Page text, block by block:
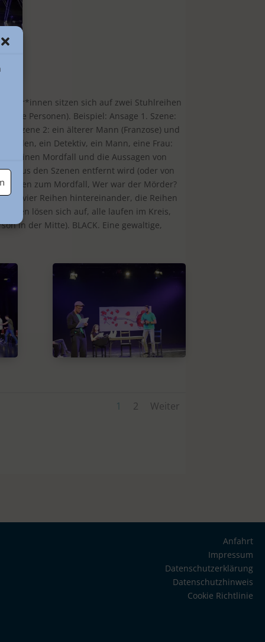
sitzen sich auf zwei Stuhlreihen
Perso­nen). Beispiel: Ansage 1. Szene:
Szene 2: ein älterer Mann (Fran­zose) und
ein Detektiv, ein Mann, eine Frau:
einen Mordfall und die Aussagen von
aus den Szenen entfernt wird (oder von
zum Mordfall, Wer war der Mörder?
sie vier Reihen hintereinander, die Reihen
lösen sich auf, alle laufen im Kreis,
in der Mitte). BLACK. Eine ge­waltige,
1 2 Weiter
Anfahrt
Impressum
Datenschutzerklärung
Datenschutzhinweis
Cookie Richtlinie